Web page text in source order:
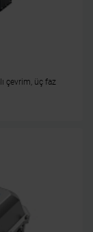
çevrim, üç faz